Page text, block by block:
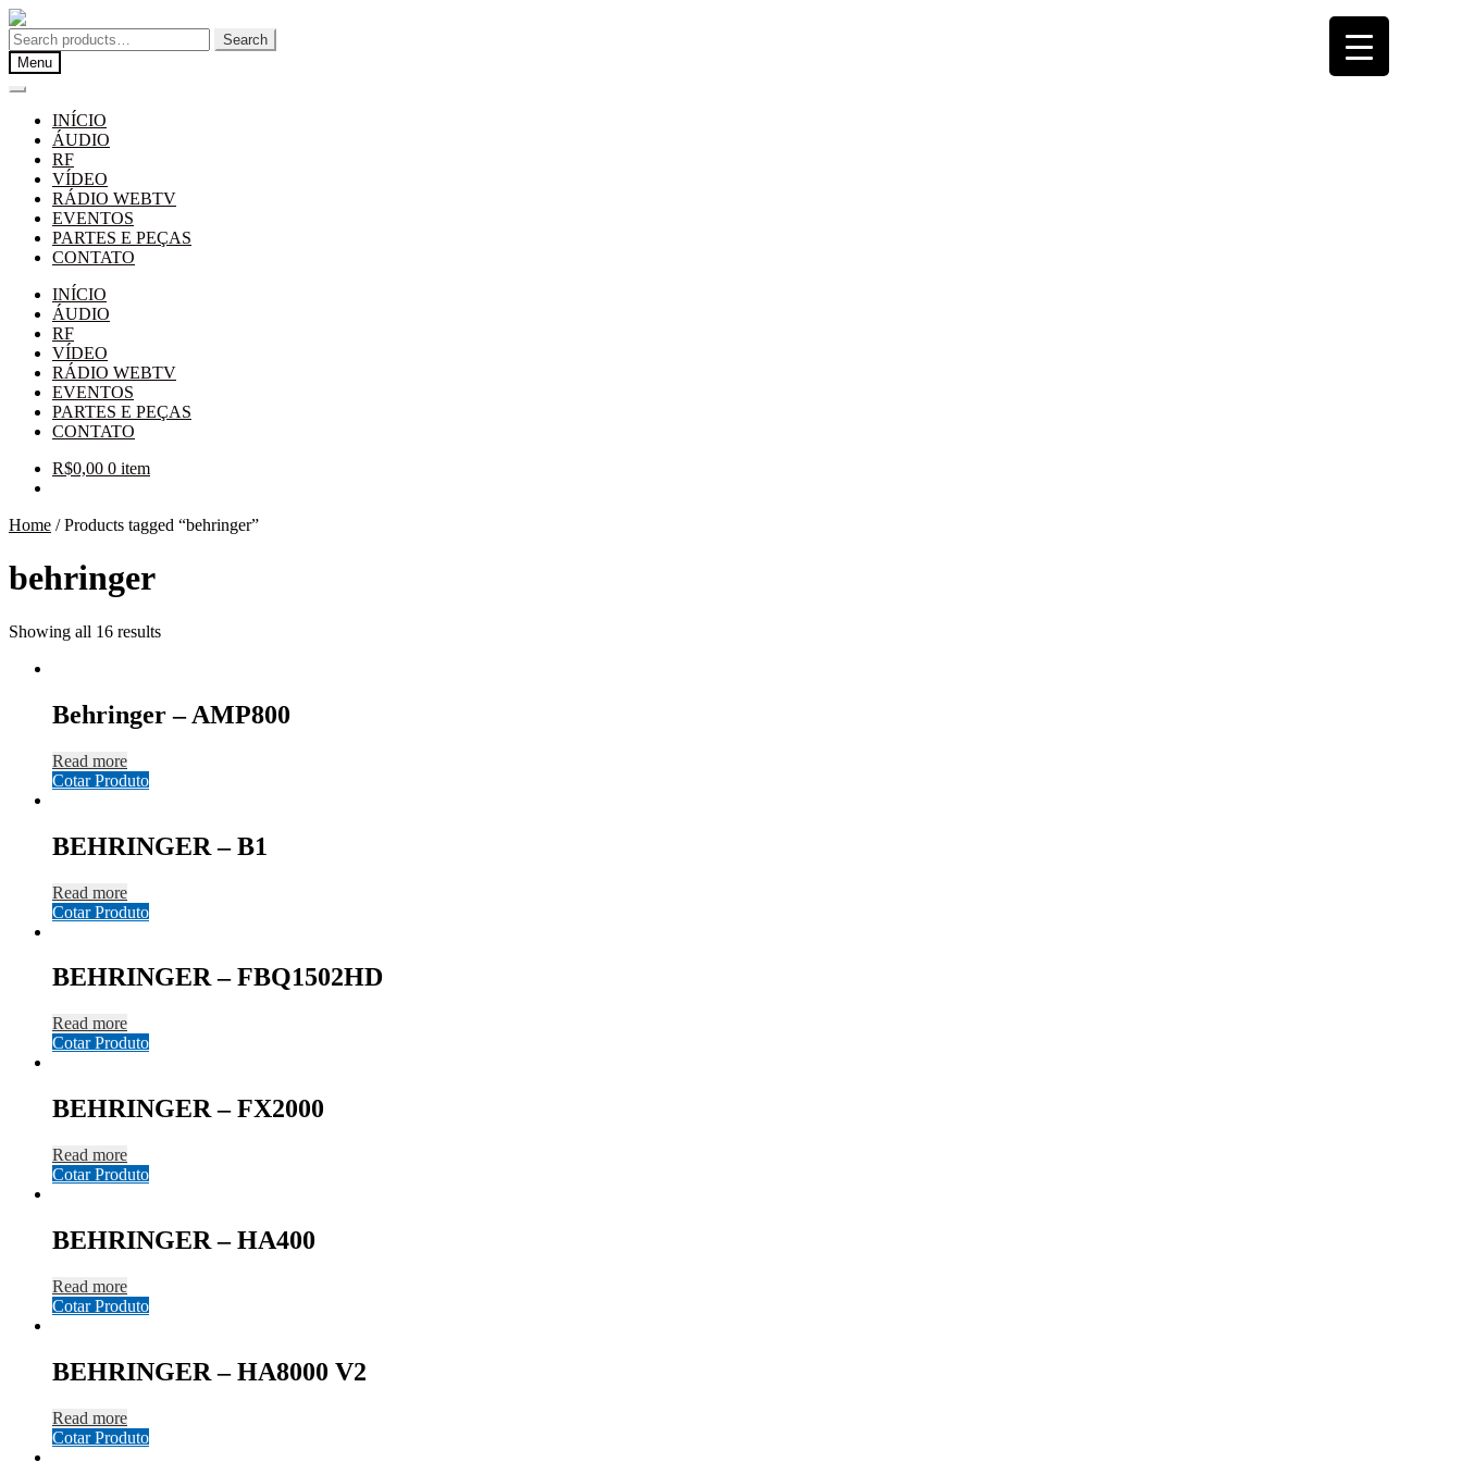
Pular
para
navegação
Pular
para
o
conteúdo
Search
for:
Search
Menu
INÍCIO
ÁUDIO
RF
VÍDEO
RÁDIO WEBTV
EVENTOS
PARTES E PEÇAS
CONTATO
INÍCIO
ÁUDIO
RF
VÍDEO
RÁDIO WEBTV
EVENTOS
PARTES E PEÇAS
CONTATO
R$0,00 0 item
Home /Products tagged “behringer”
behringer
Showing all 16 results
Behringer – AMP800
Read more
Cotar Produto
BEHRINGER – B1
Read more
Cotar Produto
BEHRINGER – FBQ1502HD
Read more
Cotar Produto
BEHRINGER – FX2000
Read more
Cotar Produto
BEHRINGER – HA400
Read more
Cotar Produto
BEHRINGER – HA8000 V2
Read more
Cotar Produto